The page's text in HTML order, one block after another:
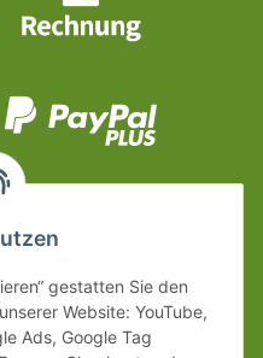
gestatten Sie den
Website: YouTube,
Ads, Google Tag